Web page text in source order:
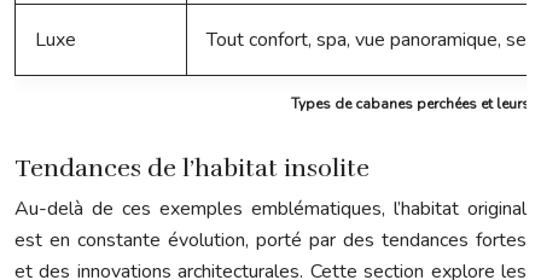
Types de cabanes perchées et leurs
Luxe Tout confort, spa, vue panoramique,
Tendances de l’habitat insolite
Au-delà de ces exemples emblématiques, l’habitat original
est en constante évolution, porté par des tendances fortes
et des innovations architecturales. Cette section explore les